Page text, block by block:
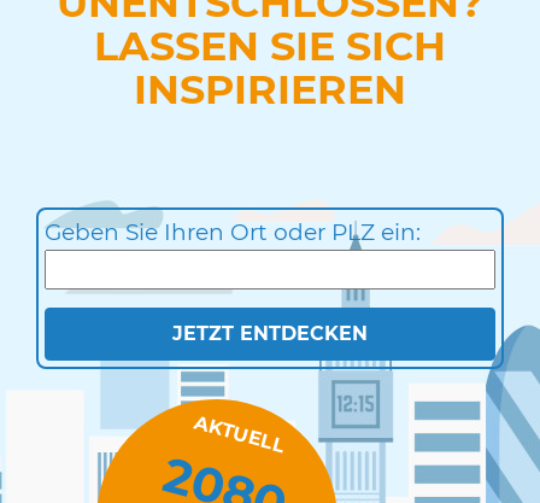
LASSEN SIE SICH
INSPIRIEREN
Geben Sie Ihren Ort oder PLZ ein:
JETZT ENTDECKEN
AKTUELL